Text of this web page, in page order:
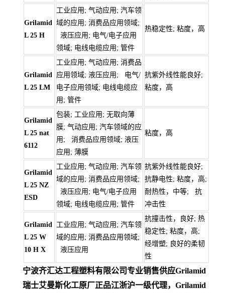
Grilamid
L 25 H
工业应用; 气动应用; 汽车领
域的应用; 消费品应用领域;
液压应用; 电气/电子应用
领域; 电线电缆应用; 管件
热稳定性; 粘度，高
Grilamid
L 25 LM
工业应用; 气动应用; 消费品
应用领域; 液压应用; 电气/
电子应用领域; 电线电缆应
用; 管件
抗紫外线性能良好;
粘度，高
Grilamid
L 25 nat
6112
包装; 工业应用; 无取向薄
膜; 气动应用; 汽车领域的应
用; 消费品应用领域; 液压
应用; 薄膜
粘度，高
Grilamid
L 25 NZ
ESD
工业应用; 气动应用; 汽车领
域的应用; 消费品应用领域;
液压应用; 电气/电子应用
领域; 电线电缆应用; 管件
抗紫外线性能良好;
抗静电性; 粘度，高;
耐热性，中等; 抗
冲击性
Grilamid
L 25 W
10 H X
工业应用; 气动应用; 汽车领
域的应用; 消费品应用领域;
液压应用
抗撞击性，良好; 热
稳定性; 粘度，高;
经增塑; 良好的柔韧
性
宁波齐汇达工程塑料有限公司专业销售供应Grilamid
瑞士艾曼斯化工原厂正品江浙沪一级代理，Grilamid